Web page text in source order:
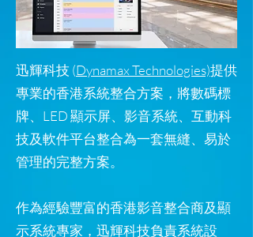
迅輝科技 (Dynamax Technologies)提供
專業的香港系統整合方案，將數碼標
牌、LED 顯示屏、影音系統、互動科
技及軟件平台整合為一套無縫、易於
管理的完整方案。
作為經驗豐富的香港影音整合商及顯
示系統專家，迅輝科技負責系統設